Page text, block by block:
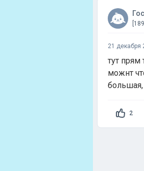
21 декабря
тут
можнт
2